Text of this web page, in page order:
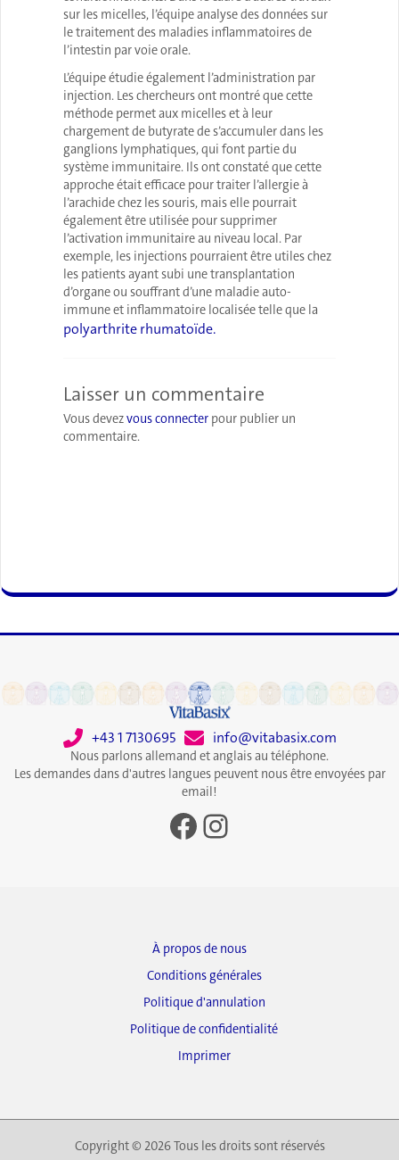
sur les micelles, l’équipe analyse des données sur
le traitement des maladies inflammatoires de
l’intestin par voie orale.
L’équipe étudie également l’administration par
injection. Les chercheurs ont montré que cette
méthode permet aux micelles et à leur
chargement de butyrate de s’accumuler dans les
ganglions lymphatiques, qui font partie du
système immunitaire. Ils ont constaté que cette
approche était efficace pour traiter l’allergie à
l’arachide chez les souris, mais elle pourrait
également être utilisée pour supprimer
l’activation immunitaire au niveau local. Par
exemple, les injections pourraient être utiles chez
les patients ayant subi une transplantation
d’organe ou souffrant d’une maladie auto-
immune et inflammatoire localisée telle que la
polyarthrite rhumatoïde.
Laisser un commentaire
Vous devezvous connecter pour publier un
commentaire.
+43 1 7130695 info@vitabasix.com
Nous parlons allemand et anglais au téléphone.
Les demandes dans d'autres langues peuvent nous être envoyées par
email!
Facebook
Instagram
À propos de nous
Conditions générales
Politique d'annulation
Politique de confidentialité
Imprimer
Copyright © 2026 Tous les droits sont réservés